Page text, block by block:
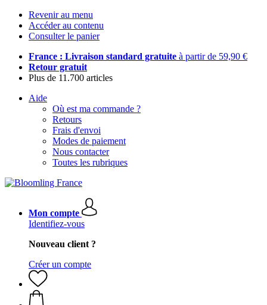
Revenir au menu
Accéder au contenu
Consulter le panier
France : Livraison standard gratuite à partir de 59,90 €
Retour gratuit
Plus de 11.700 articles
Aide
Où est ma commande ?
Retours
Frais d'envoi
Modes de paiement
Nous contacter
Toutes les rubriques
Mon compte
Identifiez-vous
Nouveau client ?
Créer un compte